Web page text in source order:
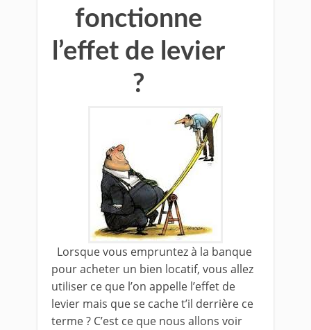
fonctionne
l’effet de levier
?
Lorsque vous empruntez à la banque
pour acheter un bien locatif, vous allez
utiliser ce que l’on appelle l’effet de
levier mais que se cache t’il derrière ce
terme ? C’est ce que nous allons voir